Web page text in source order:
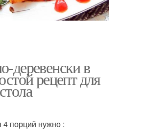
деревенски в
рецепт для
4 порций нужно :